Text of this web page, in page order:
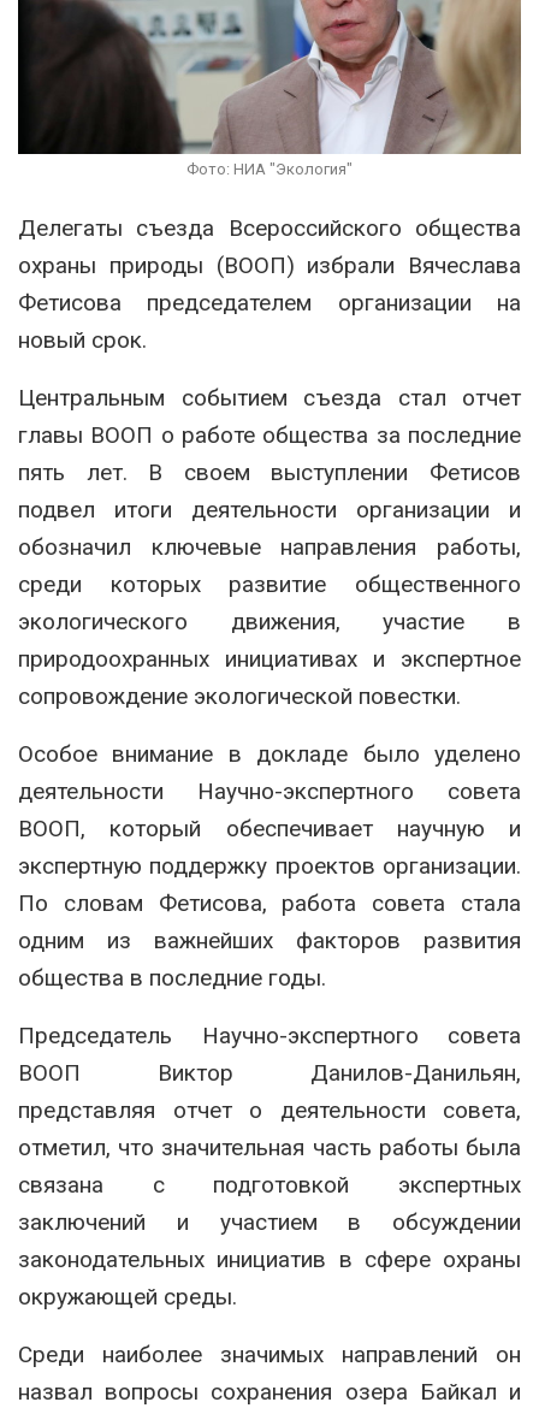
Фото: НИА "Экология"
Делегаты съезда Всероссийского общества
охраны природы (ВООП) избрали Вячеслава
Фетисова председателем организации на
новый срок.
Центральным событием съезда стал отчет
главы ВООП о работе общества за последние
пять лет. В своем выступлении Фетисов
подвел итоги деятельности организации и
обозначил ключевые направления работы,
среди которых развитие общественного
экологического движения, участие в
природоохранных инициативах и экспертное
сопровождение экологической повестки.
Особое внимание в докладе было уделено
деятельности Научно-экспертного совета
ВООП, который обеспечивает научную и
экспертную поддержку проектов организации.
По словам Фетисова, работа совета стала
одним из важнейших факторов развития
общества в последние годы.
Председатель Научно-экспертного совета
ВООП Виктор Данилов-Данильян,
представляя отчет о деятельности совета,
отметил, что значительная часть работы была
связана с подготовкой экспертных
заключений и участием в обсуждении
законодательных инициатив в сфере охраны
окружающей среды.
Среди наиболее значимых направлений он
назвал вопросы сохранения озера Байкал и